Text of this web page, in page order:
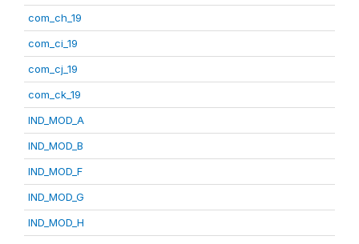
com_ch_19
com_ci_19
com_cj_19
com_ck_19
IND_MOD_A
IND_MOD_B
IND_MOD_F
IND_MOD_G
IND_MOD_H